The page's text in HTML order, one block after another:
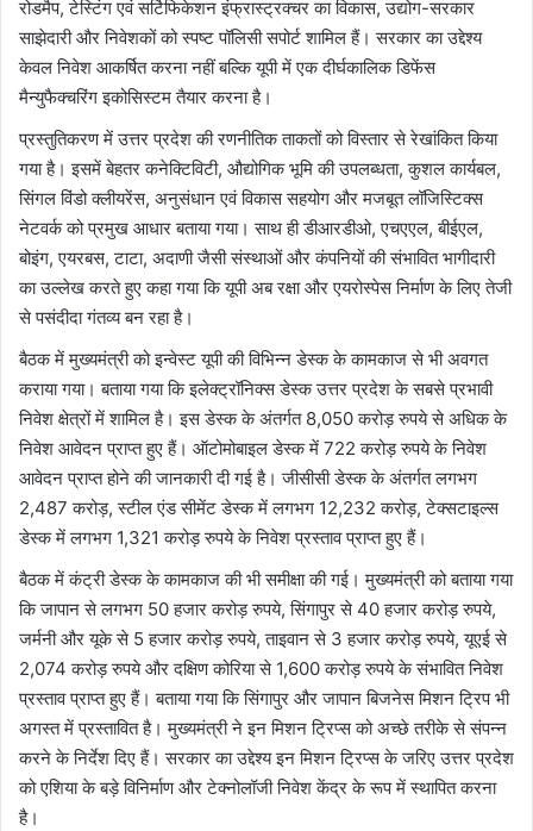
रोडमैप, टेस्टिंग एवं सर्टिफिकेशन इंफ्रास्ट्रक्चर का विकास, उद्योग-सरकार
साझेदारी और निवेशकों को स्पष्ट पॉलिसी सपोर्ट शामिल हैं। सरकार का उद्देश्य
केवल निवेश आकर्षित करना नहीं बल्कि यूपी में एक दीर्घकालिक डिफेंस
मैन्युफैक्चरिंग इकोसिस्टम तैयार करना है।
प्रस्तुतिकरण में उत्तर प्रदेश की रणनीतिक ताकतों को विस्तार से रेखांकित किया
गया है। इसमें बेहतर कनेक्टिविटी, औद्योगिक भूमि की उपलब्धता, कुशल कार्यबल,
सिंगल विंडो क्लीयरेंस, अनुसंधान एवं विकास सहयोग और मजबूत लॉजिस्टिक्स
नेटवर्क को प्रमुख आधार बताया गया। साथ ही डीआरडीओ, एचएएल, बीईएल,
बोइंग, एयरबस, टाटा, अदाणी जैसी संस्थाओं और कंपनियों की संभावित भागीदारी
का उल्लेख करते हुए कहा गया कि यूपी अब रक्षा और एयरोस्पेस निर्माण के लिए तेजी
से पसंदीदा गंतव्य बन रहा है।
बैठक में मुख्यमंत्री को इन्वेस्ट यूपी की विभिन्न डेस्क के कामकाज से भी अवगत
कराया गया। बताया गया कि इलेक्ट्रॉनिक्स डेस्क उत्तर प्रदेश के सबसे प्रभावी
निवेश क्षेत्रों में शामिल है। इस डेस्क के अंतर्गत 8,050 करोड़ रुपये से अधिक के
निवेश आवेदन प्राप्त हुए हैं। ऑटोमोबाइल डेस्क में 722 करोड़ रुपये के निवेश
आवेदन प्राप्त होने की जानकारी दी गई है। जीसीसी डेस्क के अंतर्गत लगभग
2,487 करोड़, स्टील एंड सीमेंट डेस्क में लगभग 12,232 करोड़, टेक्सटाइल्स
डेस्क में लगभग 1,321 करोड़ रुपये के निवेश प्रस्ताव प्राप्त हुए हैं।
बैठक में कंट्री डेस्क के कामकाज की भी समीक्षा की गई। मुख्यमंत्री को बताया गया
कि जापान से लगभग 50 हजार करोड़ रुपये, सिंगापुर से 40 हजार करोड़ रुपये,
जर्मनी और यूके से 5 हजार करोड़ रुपये, ताइवान से 3 हजार करोड़ रुपये, यूएई से
2,074 करोड़ रुपये और दक्षिण कोरिया से 1,600 करोड़ रुपये के संभावित निवेश
प्रस्ताव प्राप्त हुए हैं। बताया गया कि सिंगापुर और जापान बिजनेस मिशन ट्रिप भी
अगस्त में प्रस्तावित है। मुख्यमंत्री ने इन मिशन ट्रिप्स को अच्छे तरीके से संपन्न
करने के निर्देश दिए हैं। सरकार का उद्देश्य इन मिशन ट्रिप्स के जरिए उत्तर प्रदेश
को एशिया के बड़े विनिर्माण और टेक्नोलॉजी निवेश केंद्र के रूप में स्थापित करना
है।